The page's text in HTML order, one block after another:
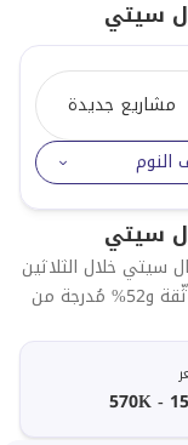
سيتي
مشاريع جديدة
سيتي
سيتي خلال الثلاثين
يوماً الماضية. من بين جميع الإعلانات، 0% موثّقة و52% مُدرجة من
570K -